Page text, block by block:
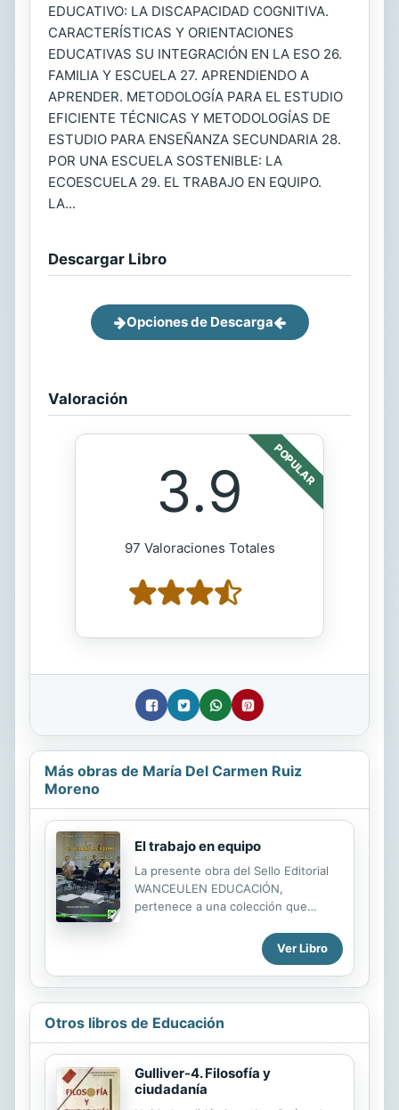
EDUCATIVO: LA DISCAPACIDAD COGNITIVA.
CARACTERÍSTICAS Y ORIENTACIONES
EDUCATIVAS SU INTEGRACIÓN EN LA ESO 26.
FAMILIA Y ESCUELA 27. APRENDIENDO A
APRENDER. METODOLOGÍA PARA EL ESTUDIO
EFICIENTE TÉCNICAS Y METODOLOGÍAS DE
ESTUDIO PARA ENSEÑANZA SECUNDARIA 28.
POR UNA ESCUELA SOSTENIBLE: LA
ECOESCUELA 29. EL TRABAJO EN EQUIPO.
LA...
Descargar Libro
Opciones de Descarga
Valoración
POPULAR
3.9
97 Valoraciones Totales
Más obras de María Del Carmen Ruiz
Moreno
El trabajo en equipo
La presente obra del Sello Editorial
WANCEULEN EDUCACIÓN,
pertenece a una colección que
profesorado de Educación
Secundaria Obligatoria. En esta
colección, se incluyen obras de
Escolar, etc.. Los autores han tratado
profesorado de esta etapa formativa.
Todas las obras, tienen una amplia e
Ver Libro
Otros libros de Educación
Gulliver-4. Filosofía y
ciudadanía